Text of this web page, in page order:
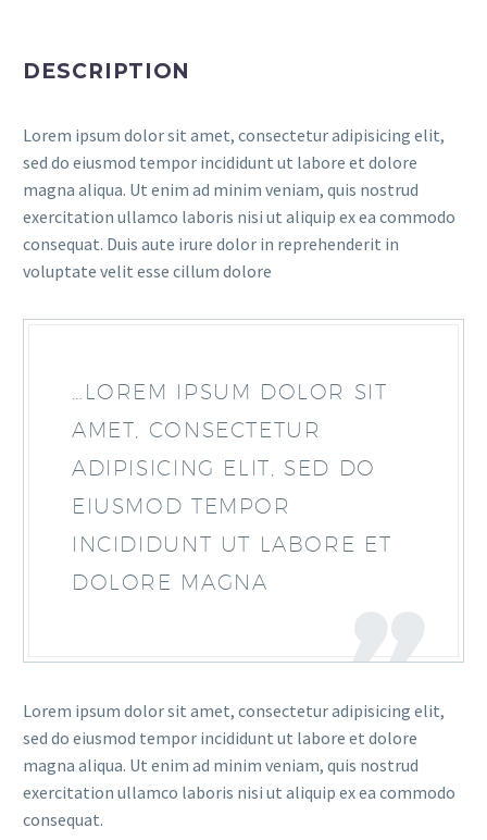
DESCRIPTION
Lorem ipsum dolor sit amet, consectetur adipisicing elit,
sed do eiusmod tempor incididunt ut labore et dolore
magna aliqua. Ut enim ad minim veniam, quis nostrud
exercitation ullamco laboris nisi ut aliquip ex ea commodo
consequat. Duis aute irure dolor in reprehenderit in
voluptate velit esse cillum dolore
…LOREM IPSUM DOLOR SIT
AMET, CONSECTETUR
ADIPISICING ELIT, SED DO
EIUSMOD TEMPOR
INCIDIDUNT UT LABORE ET
DOLORE MAGNA
Lorem ipsum dolor sit amet, consectetur adipisicing elit,
sed do eiusmod tempor incididunt ut labore et dolore
magna aliqua. Ut enim ad minim veniam, quis nostrud
exercitation ullamco laboris nisi ut aliquip ex ea commodo
consequat.